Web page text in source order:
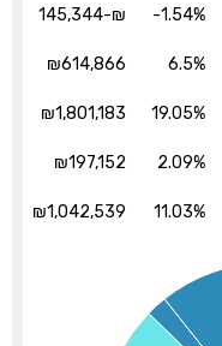
-1.54%
₪-145,344
6.5%
₪614,866
19.05%
₪1,801,183
2.09%
₪197,152
11.03%
₪1,042,539